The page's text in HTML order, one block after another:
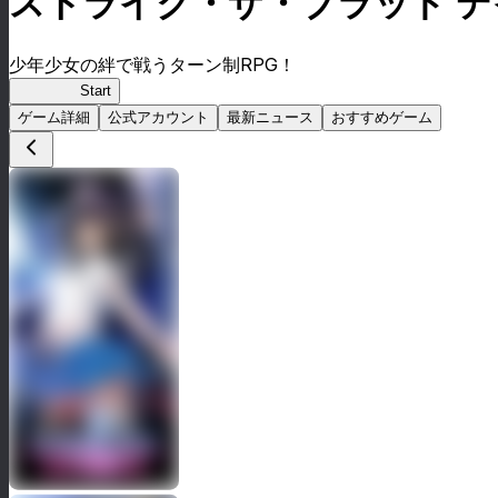
少年少女の絆で戦うターン制RPG！
Start
ゲーム詳細
公式アカウント 最新ニュース おすすめゲーム